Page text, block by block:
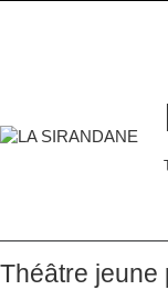
Théâtre jeune